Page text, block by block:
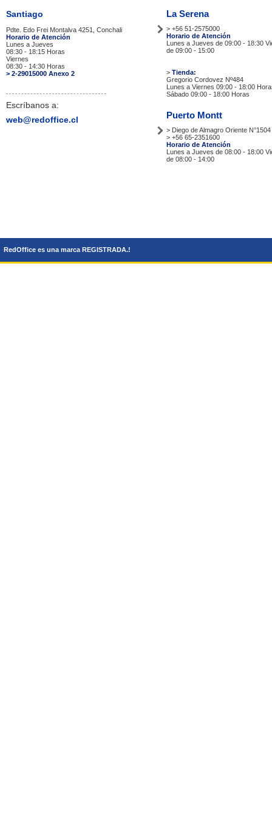
Santiago
Pdte. Edo Frei Montalva 4251, Conchali
Horario de Atención
Lunes a Jueves
08:30 - 18:15 Horas
Viernes
08:30 - 14:30 Horas
> 2-29015000 Anexo 2
Escríbanos a:
web@redoffice.cl
La Serena
> +56 51-2575000
Horario de Atención
Lunes a Jueves de 09:00 - 18:30
de 09:00 - 15:00
> Tienda:
Gregorio Cordovez Nº484
Lunes a Viernes 09:00 - 18:00
Sábado 09:00 - 18:00 Horas
Puerto Montt
> Diego de Almagro Oriente N°1504
> +56 65-2351600
Horario de Atención
Lunes a Jueves de 08:00 - 18:00
de 08:00 - 14:00
RedOffice es una marca REGISTRADA.!